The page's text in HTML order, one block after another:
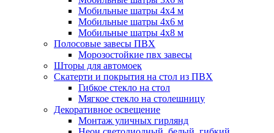
Мобильные шатры 4х4 м
Мобильные шатры 4х6 м
Мобильные шатры 4х8 м
Полосовые завесы ПВХ
Морозостойкие пвх завесы
Шторы для автомоек
Скатерти и покрытия на стол из ПВХ
Гибкое стекло на стол
Мягкое стекло на столешницу
Декоративное освещение
Монтаж уличных гирлянд